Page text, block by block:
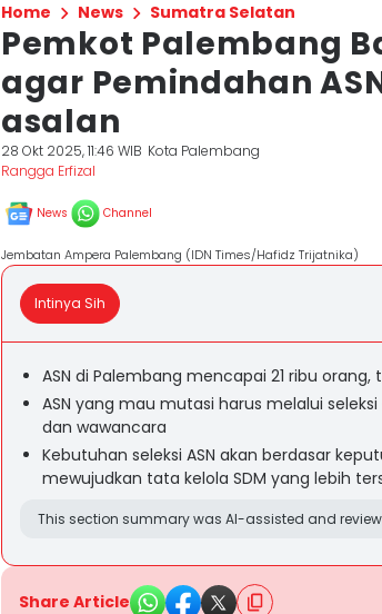
Home News Sumatra Selatan
Pemkot Palembang
agar Pemindahan
asalan
28 Okt 2025, 11:46 WIB Kota Palembang
Rangga Erfizal
News Channel
Jembatan Ampera Palembang (IDN Times/Hafidz Trijatnika)
Intinya Sih
ASN di Palembang mencapai 21 ribu orang,
ASN yang mau mutasi harus melalui seleksi
dan wawancara
Kebutuhan seleksi ASN akan berdasar
mewujudkan tata kelola SDM yang lebih
This section summary was AI-assisted and
Share Article